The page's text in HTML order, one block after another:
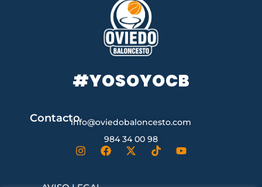
#YOSOYOCB
Contactoinfo@oviedobaloncesto.com
984 34 00 98